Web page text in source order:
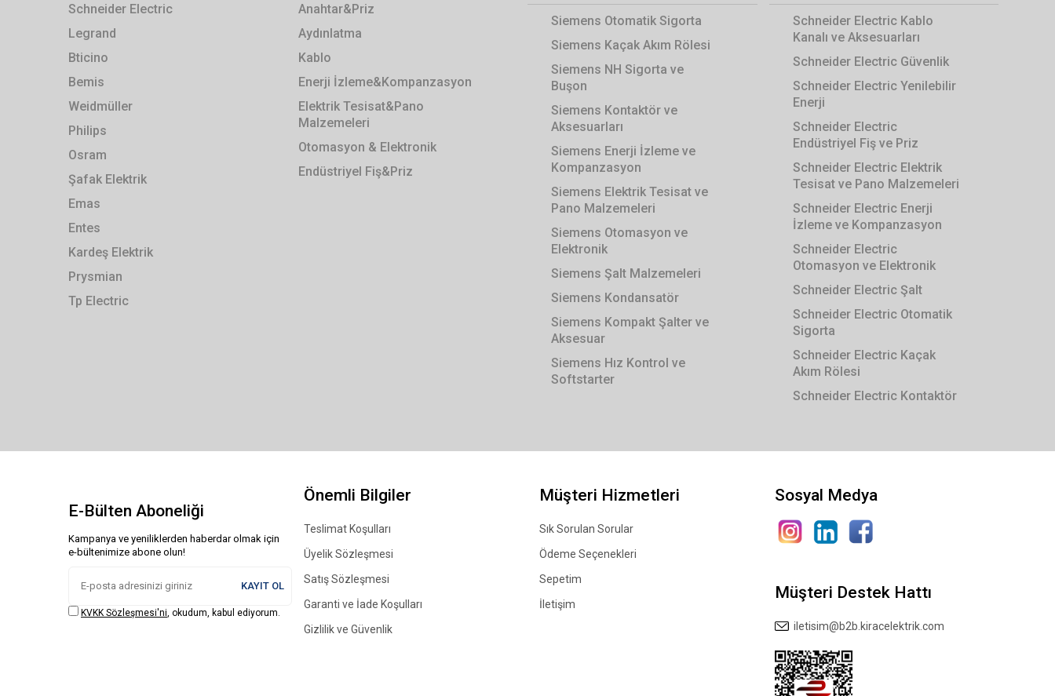
Schneider Electric
Legrand
Bticino
Bemis
Weidmüller
Philips
Osram
Şafak Elektrik
Emas
Entes
Kardeş Elektrik
Prysmian
Tp Electric
Anahtar&Priz
Aydınlatma
Kablo
Enerji İzleme&Kompanzasyon
Elektrik Tesisat&Pano
Malzemeleri
Otomasyon & Elektronik
Endüstriyel Fiş&Priz
Siemens Otomatik Sigorta
Siemens Kaçak Akım Rölesi
Siemens NH Sigorta ve
Buşon
Siemens Kontaktör ve
Aksesuarları
Siemens Enerji İzleme ve
Kompanzasyon
Siemens Elektrik Tesisat ve
Pano Malzemeleri
Siemens Otomasyon ve
Elektronik
Siemens Şalt Malzemeleri
Siemens Kondansatör
Siemens Kompakt Şalter ve
Aksesuar
Siemens Hız Kontrol ve
Softstarter
Schneider Electric Kablo
Kanalı ve Aksesuarları
Schneider Electric Güvenlik
Schneider Electric Yenilebilir
Enerji
Schneider Electric
Endüstriyel Fiş ve Priz
Schneider Electric Elektrik
Tesisat ve Pano Malzemeleri
Schneider Electric Enerji
İzleme ve Kompanzasyon
Schneider Electric
Otomasyon ve Elektronik
Schneider Electric Şalt
Schneider Electric Otomatik
Sigorta
Schneider Electric Kaçak
Akım Rölesi
Schneider Electric Kontaktör
E-Bülten Aboneliği
Kampanya ve yeniliklerden haberdar olmak için
e-bültenimize abone olun!
KAYIT OL
KVKK Sözleşmesi'ni , okudum, kabul ediyorum.
Önemli Bilgiler
Teslimat Koşulları
Üyelik Sözleşmesi
Satış Sözleşmesi
Garanti ve İade Koşulları
Gizlilik ve Güvenlik
Müşteri Hizmetleri
Sık Sorulan Sorular
Ödeme Seçenekleri
Sepetim
İletişim
Sosyal Medya
Müşteri Destek Hattı
iletisim@b2b.kiracelektrik.com